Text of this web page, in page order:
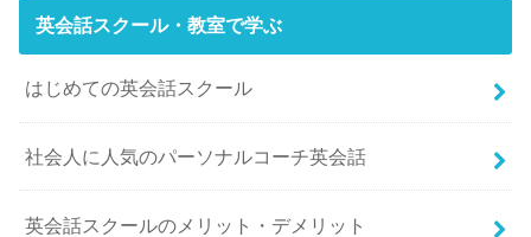
英会話スクール・教室で学ぶ
はじめての英会話スクール
社会人に人気のパーソナルコーチ英会話
英会話スクールのメリット・デメリット